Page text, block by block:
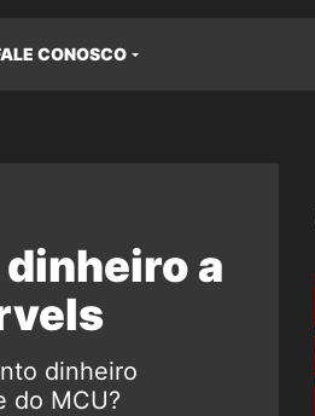
CONOSCO
a
dinheiro
do MCU?